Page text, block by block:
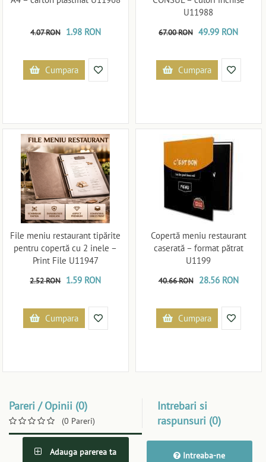
4.07 RON 1.98 RON
Cumpara
U11988
67.00 RON 49.99 RON
Cumpara
File meniu restaurant tipărite
pentru copertă cu 2 inele –
Print File U11947
2.52 RON 1.59 RON
Cumpara
Copertă meniu restaurant
caserată – format pătrat
U1199
40.66 RON 28.56 RON
Cumpara
Pareri / Opinii (0)
(0 Pareri)
Intrebari si
raspunsuri (0)
Adauga parerea ta Intreaba-ne